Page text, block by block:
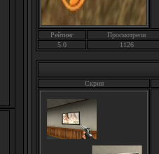
Рейтинг Просмотрели
5.0
1126
Скрин